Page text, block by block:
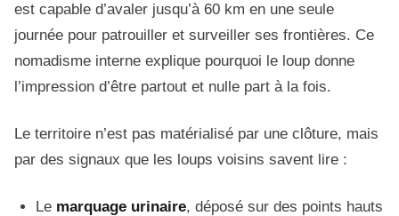
est capable d’avaler jusqu’à 60 km en une seule
journée pour patrouiller et surveiller ses frontières. Ce
nomadisme interne explique pourquoi le loup donne
l’impression d’être partout et nulle part à la fois.
Le territoire n’est pas matérialisé par une clôture, mais
par des signaux que les loups voisins savent lire :
Le marquage urinaire, déposé sur des points hauts